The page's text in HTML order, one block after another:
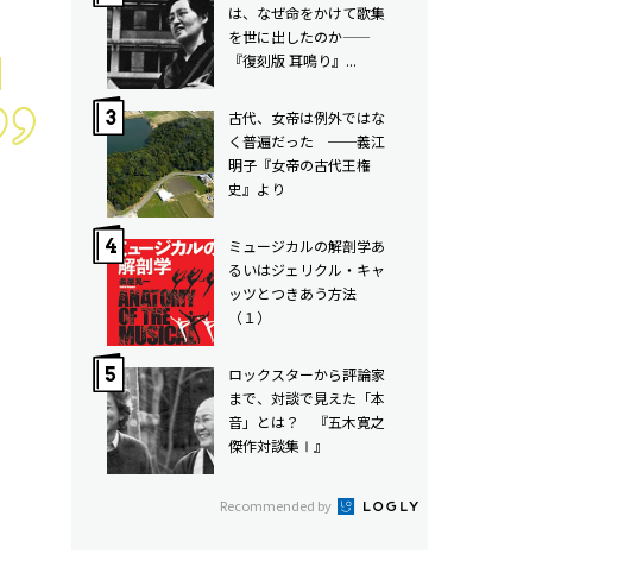
は、なぜ命をかけて歌集
を世に出したのか——
『復刻版 耳鳴り』...
古代、女帝は例外ではな
く普遍だった ──義江
明子『女帝の古代王権
史』より
ミュージカルの解剖学――あ
るいはジェリクル・キャ
ッツとつきあう方法
（１）
ロックスターから評論家
まで、対談で見えた「本
音」とは？ 『五木寛之
傑作対談集Ⅰ』
Recommended by